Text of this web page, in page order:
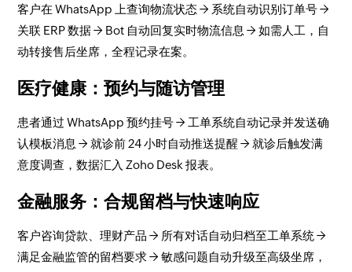
客户在 WhatsApp 上查询物流状态 → 系统自动识别订单号 →
关联 ERP 数据 → Bot 自动回复实时物流信息 → 如需人工，自
动转接售后坐席，全程记录在案。
医疗健康：预约与随访管理
患者通过 WhatsApp 预约挂号 → 工单系统自动记录并发送确
认模板消息 → 就诊前 24 小时自动推送提醒 → 就诊后触发满
意度调查，数据汇入 Zoho Desk 报表。
金融服务：合规留档与快速响应
客户咨询贷款、理财产品 → 所有对话自动归档至工单系统 →
满足金融监管的留档要求 → 敏感问题自动升级至高级坐席，